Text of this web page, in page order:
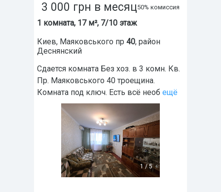
3 000 грн в месяц50% комиссия
1 комната, 17 м², 7/10 этаж
Киев, Маяковського пр 40, район
Деснянский
Сдается комната Без хоз. в 3 комн. Кв.
Пр. Маяковського 40 троещина.
Комната под ключ. Есть всё необ ещё
1 /5